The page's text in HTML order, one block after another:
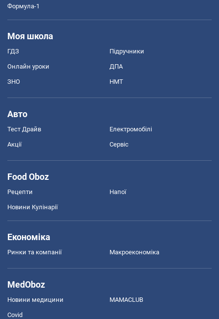
Формула-1
Моя школа
ГДЗ Підручники
Онлайн уроки ДПА
ЗНО НМТ
Авто
Тест Драйв Електромобілі
Акції Сервіс
Food Oboz
Рецепти Напої
Новини Кулінарії
Економіка
Ринки та компанії Макроекономіка
MedOboz
Новини медицини MAMACLUB
Covid